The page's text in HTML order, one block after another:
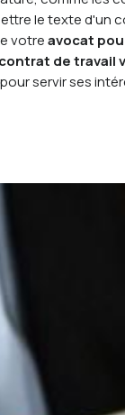
le texte d'un
votreavocat
de travail
servir ses